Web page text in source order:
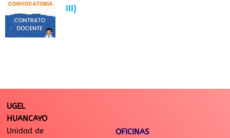
III)
UGEL
HUANCAYO
Unidad de
OFICINAS